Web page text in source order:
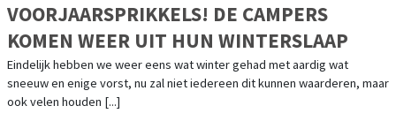
VOORJAARSPRIKKELS! DE CAMPERS
KOMEN WEER UIT HUN WINTERSLAAP
Eindelijk hebben we weer eens wat winter gehad met aardig wat
sneeuw en enige vorst, nu zal niet iedereen dit kunnen waarderen, maar
ook velen houden [...]